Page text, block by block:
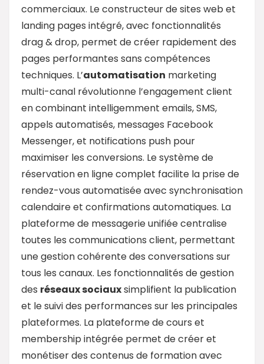
commerciaux. Le constructeur de sites web et
landing pages intégré, avec fonctionnalités
drag & drop, permet de créer rapidement des
pages performantes sans compétences
techniques. L’automatisation marketing
multi-canal révolutionne l’engagement client
en combinant intelligemment emails, SMS,
appels automatisés, messages Facebook
Messenger, et notifications push pour
maximiser les conversions. Le système de
réservation en ligne complet facilite la prise de
rendez-vous automatisée avec synchronisation
calendaire et confirmations automatiques. La
plateforme de messagerie unifiée centralise
toutes les communications client, permettant
une gestion cohérente des conversations sur
tous les canaux. Les fonctionnalités de gestion
des réseaux sociauxsimplifient la publication
et le suivi des performances sur les principales
plateformes. La plateforme de cours et
membership intégrée permet de créer et
monétiser des contenus de formation avec